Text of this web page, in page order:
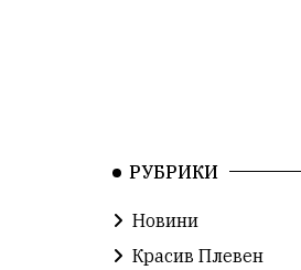
РУБРИКИ
Новини
Красив Плевен